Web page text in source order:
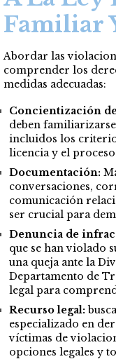
Familiar
Abordar las
comprender los
medidas adecuadas:
Concientización
deben
incluidos los
licencia y el
Documentación:
conversaciones,
comunicación
ser crucial para
Denuncia de
que se han violado
una queja ante la
Departamento de
legal para
Recurso legal:
especializado en
víctimas de
opciones legales y